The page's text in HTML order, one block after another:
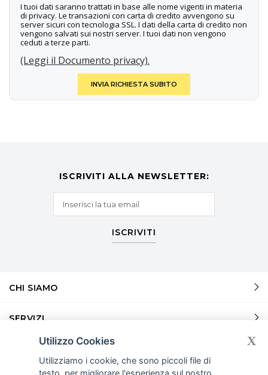
I tuoi dati saranno trattati in base alle nome vigenti in materia
di privacy. Le transazioni con carta di credito avvengono su
server sicuri con tecnologia SSL. I dati della carta di credito non
vengono salvati sui nostri server. I tuoi dati non vengono
ceduti a terze parti.
(Leggi il Documento privacy).
INVIA RICHIESTA SUBITO
ISCRIVITI ALLA NEWSLETTER:
ISCRIVITI
CHI SIAMO
SERVIZI
SERVIZI
Utilizzo Cookies
Utilizziamo i cookie, che sono piccoli file di
testo, per migliorare l'esperienza sul nostro
X